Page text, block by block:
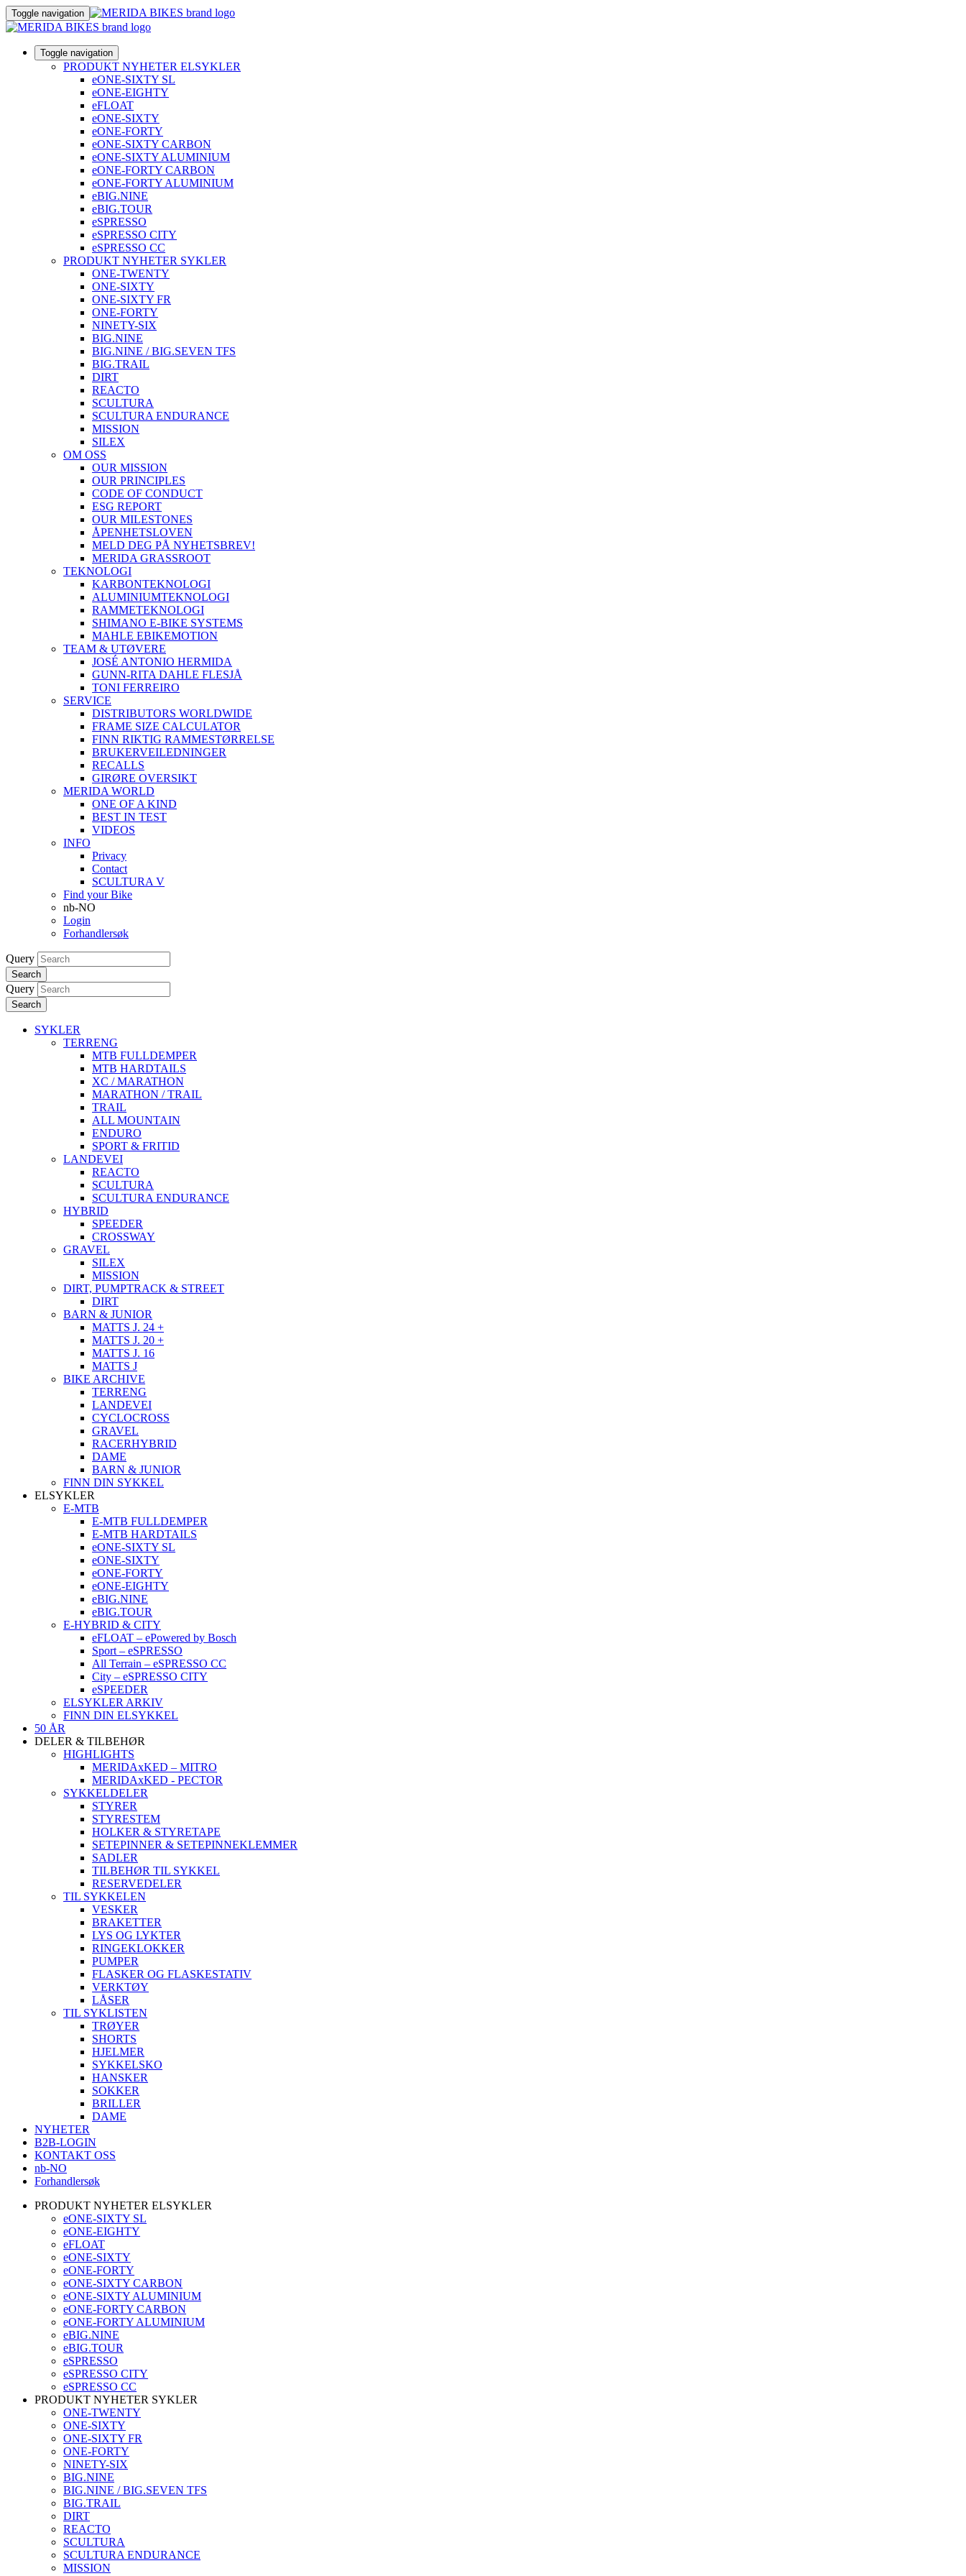
Toggle navigation
Toggle navigation
PRODUKT NYHETER ELSYKLER
eONE-SIXTY SL
eONE-EIGHTY
eFLOAT
eONE-SIXTY
eONE-FORTY
eONE-SIXTY CARBON
eONE-SIXTY ALUMINIUM
eONE-FORTY CARBON
eONE-FORTY ALUMINIUM
eBIG.NINE
eBIG.TOUR
eSPRESSO
eSPRESSO CITY
eSPRESSO CC
PRODUKT NYHETER SYKLER
ONE-TWENTY
ONE-SIXTY
ONE-SIXTY FR
ONE-FORTY
NINETY-SIX
BIG.NINE
BIG.NINE / BIG.SEVEN TFS
BIG.TRAIL
DIRT
REACTO
SCULTURA
SCULTURA ENDURANCE
MISSION
SILEX
OM OSS
OUR MISSION
OUR PRINCIPLES
CODE OF CONDUCT
ESG REPORT
OUR MILESTONES
ÅPENHETSLOVEN
MELD DEG PÅ NYHETSBREV!
MERIDA GRASSROOT
TEKNOLOGI
KARBONTEKNOLOGI
ALUMINIUMTEKNOLOGI
RAMMETEKNOLOGI
SHIMANO E-BIKE SYSTEMS
MAHLE EBIKEMOTION
TEAM & UTØVERE
JOSÉ ANTONIO HERMIDA
GUNN-RITA DAHLE FLESJÅ
TONI FERREIRO
SERVICE
DISTRIBUTORS WORLDWIDE
FRAME SIZE CALCULATOR
FINN RIKTIG RAMMESTØRRELSE
BRUKERVEILEDNINGER
RECALLS
GIRØRE OVERSIKT
MERIDA WORLD
ONE OF A KIND
BEST IN TEST
VIDEOS
INFO
Privacy
Contact
SCULTURA V
Find your Bike
nb-NO
Login
Forhandlersøk
Query
Search
Query
Search
SYKLER
TERRENG
MTB FULLDEMPER
MTB HARDTAILS
XC / MARATHON
MARATHON / TRAIL
TRAIL
ALL MOUNTAIN
ENDURO
SPORT & FRITID
LANDEVEI
REACTO
SCULTURA
SCULTURA ENDURANCE
HYBRID
SPEEDER
CROSSWAY
GRAVEL
SILEX
MISSION
DIRT, PUMPTRACK & STREET
DIRT
BARN & JUNIOR
MATTS J. 24 +
MATTS J. 20 +
MATTS J. 16
MATTS J
BIKE ARCHIVE
TERRENG
LANDEVEI
CYCLOCROSS
GRAVEL
RACERHYBRID
DAME
BARN & JUNIOR
FINN DIN SYKKEL
ELSYKLER
E-MTB
E-MTB FULLDEMPER
E-MTB HARDTAILS
eONE-SIXTY SL
eONE-SIXTY
eONE-FORTY
eONE-EIGHTY
eBIG.NINE
eBIG.TOUR
E-HYBRID & CITY
eFLOAT – ePowered by Bosch
Sport – eSPRESSO
All Terrain – eSPRESSO CC
City – eSPRESSO CITY
eSPEEDER
ELSYKLER ARKIV
FINN DIN ELSYKKEL
50 ÅR
DELER & TILBEHØR
HIGHLIGHTS
MERIDAxKED – MITRO
MERIDAxKED - PECTOR
SYKKELDELER
STYRER
STYRESTEM
HOLKER & STYRETAPE
SETEPINNER & SETEPINNEKLEMMER
SADLER
TILBEHØR TIL SYKKEL
RESERVEDELER
TIL SYKKELEN
VESKER
BRAKETTER
LYS OG LYKTER
RINGEKLOKKER
PUMPER
FLASKER OG FLASKESTATIV
VERKTØY
LÅSER
TIL SYKLISTEN
TRØYER
SHORTS
HJELMER
SYKKELSKO
HANSKER
SOKKER
BRILLER
DAME
NYHETER
B2B-LOGIN
KONTAKT OSS
nb-NO
Forhandlersøk
PRODUKT NYHETER ELSYKLER
eONE-SIXTY SL
eONE-EIGHTY
eFLOAT
eONE-SIXTY
eONE-FORTY
eONE-SIXTY CARBON
eONE-SIXTY ALUMINIUM
eONE-FORTY CARBON
eONE-FORTY ALUMINIUM
eBIG.NINE
eBIG.TOUR
eSPRESSO
eSPRESSO CITY
eSPRESSO CC
PRODUKT NYHETER SYKLER
ONE-TWENTY
ONE-SIXTY
ONE-SIXTY FR
ONE-FORTY
NINETY-SIX
BIG.NINE
BIG.NINE / BIG.SEVEN TFS
BIG.TRAIL
DIRT
REACTO
SCULTURA
SCULTURA ENDURANCE
MISSION